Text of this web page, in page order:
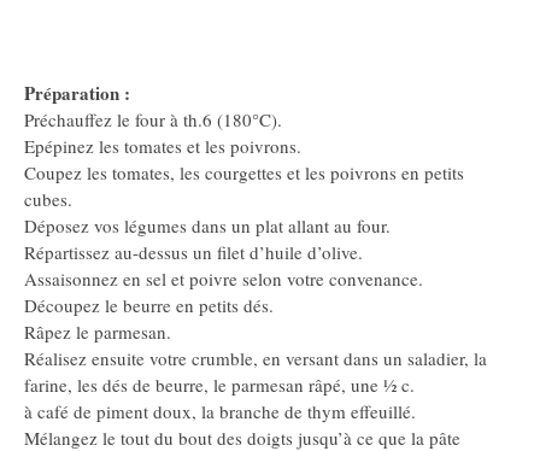
Préparation :
Préchauffez le four à th.6 (180°C).
Epépinez les tomates et les poivrons.
Coupez les tomates, les courgettes et les poivrons en petits
cubes.
Déposez vos légumes dans un plat allant au four.
Répartissez au-dessus un filet d’huile d’olive.
Assaisonnez en sel et poivre selon votre convenance.
Découpez le beurre en petits dés.
Râpez le parmesan.
Réalisez ensuite votre crumble, en versant dans un saladier, la
farine, les dés de beurre, le parmesan râpé, une ½ c.
à café de piment doux, la branche de thym effeuillé.
Mélangez le tout du bout des doigts jusqu’à ce que la pâte